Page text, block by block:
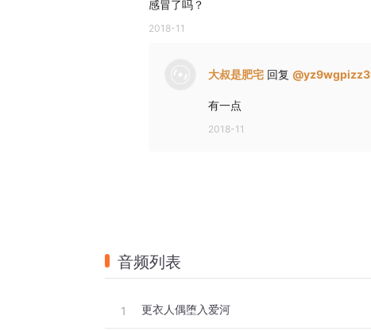
于人物活动中流露的那种人格魅力。这不再是
海梦为她做coser服的之后，表现出的细心，
这就是作者在塑造人物时展现的功底，只有
了，很明显，福田晋一老师做到了。
而世界观怎是考验一名漫画家的用心程度了，
这一期的《更衣人偶堕入爱河》到这里
感冒了吗？
2018-11
大叔是肥宅 回复 @
有一点
2018-11
音频列表
1 更衣人偶堕入爱河